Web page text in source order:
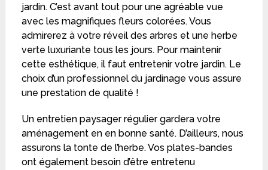
jardin. C’est avant tout pour une agréable vue
avec les magnifiques fleurs colorées. Vous
admirerez à votre réveil des arbres et une herbe
verte luxuriante tous les jours. Pour maintenir
cette esthétique, il faut entretenir votre jardin. Le
choix d’un professionnel du jardinage vous assure
une prestation de qualité !
Un entretien paysager régulier gardera votre
aménagement en en bonne santé. D’ailleurs, nous
assurons la tonte de l’herbe. Vos plates-bandes
ont également besoin d’être entretenu